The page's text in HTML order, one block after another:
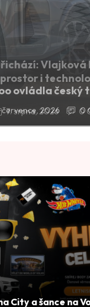
ovládla český
července, 2026 0
City a šance na